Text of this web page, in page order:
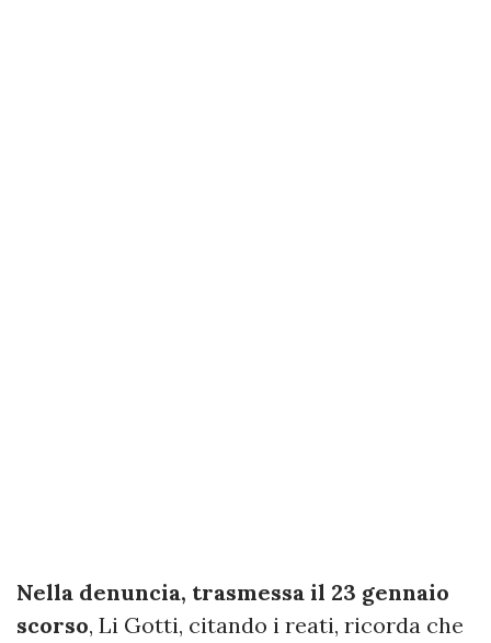
Nella denuncia, trasmessa il 23 gennaio
scorso, Li Gotti, citando i reati, ricorda che